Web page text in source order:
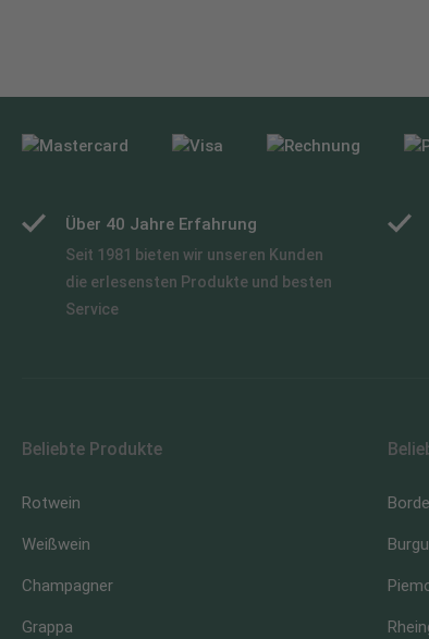
Über 40 Jahre Erfahrung
Seit 1981 bieten wir unseren Kunden
die erlesensten Produkte und besten
Service
Beliebte Produkte
Rotwein
Weißwein
Champagner
Grappa